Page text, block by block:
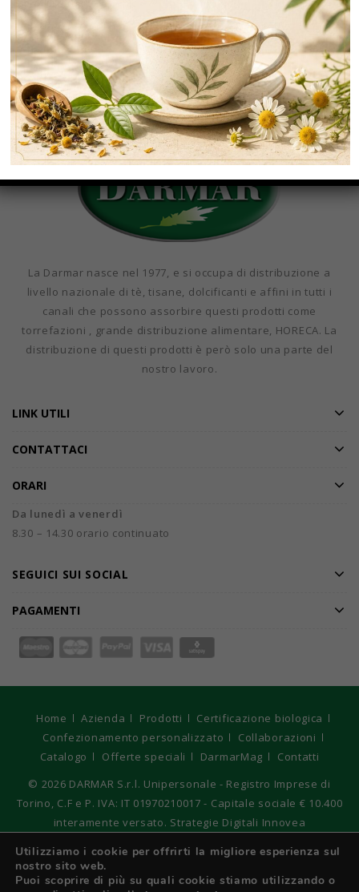
RECENT COMMENTS
CATEGORIE
La Darmar nasce nel 1977, e si occupa di distribuzione a
livello nazionale di tè, tisane, dolcificanti e affini in tutti i
canali che possono assorbire questi prodotti come
torrefazioni , grande distribuzione alimentare, HORECA. La
distribuzione di questi prodotti è però solo una parte del
nostro lavoro.
LINK UTILI
CONTATTACI
ORARI
Da lunedì a venerdì
8.30 – 14.30 orario continuato
SEGUICI SUI SOCIAL
PAGAMENTI
Home Azienda Prodotti
Certificazione biologica
Confezionamento personalizzato
Collaborazioni
Catalogo
Offerte speciali DarmarMag
Contatti
© 2026 DARMAR S.r.l. Unipersonale - Registro Imprese di
Torino, C.F e P. IVA: IT 01970210017 - Capitale sociale € 10.400
interamente versato. Strategie Digitali Innovea
Utilizziamo i cookie per offrirti la migliore esperienza sul
nostro sito web.
Puoi scoprire di più su quali cookie stiamo utilizzando o